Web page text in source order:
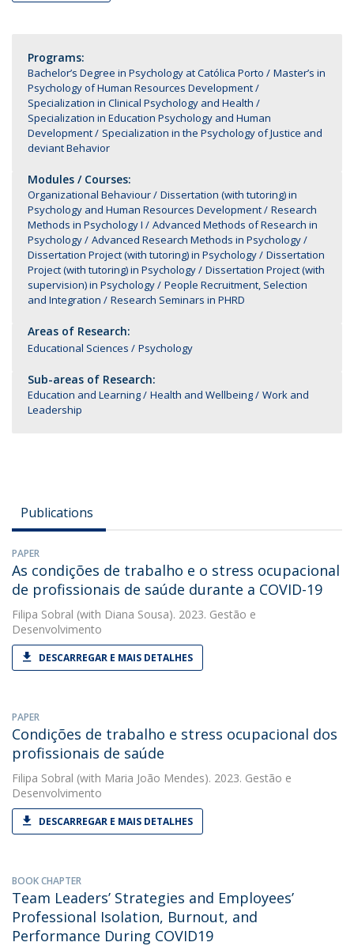
Programs:
Bachelor’s Degree in Psychology at Católica Porto
Master’s in
Psychology of Human Resources Development
Specialization in Clinical Psychology and Health
Specialization in Education Psychology and Human
Development
Specialization in the Psychology of Justice and
deviant Behavior
Modules / Courses:
Organizational Behaviour
Dissertation (with tutoring) in
Psychology and Human Resources Development
Research
Methods in Psychology I
Advanced Methods of Research in
Psychology
Advanced Research Methods in Psychology
Dissertation Project (with tutoring) in Psychology
Dissertation
Project (with tutoring) in Psychology
Dissertation Project (with
supervision) in Psychology
People Recruitment, Selection
and Integration
Research Seminars in PHRD
Areas of Research:
Educational Sciences Psychology
Sub-areas of Research:
Education and Learning Health and Wellbeing
Work and
Leadership
Publications
PAPER
As condições de trabalho e o stress ocupacional
de profissionais de saúde durante a COVID-19
Filipa Sobral (with Diana Sousa). 2023. Gestão e
Desenvolvimento
DESCARREGAR E MAIS DETALHES
PAPER
Condições de trabalho e stress ocupacional dos
profissionais de saúde
Filipa Sobral (with Maria João Mendes). 2023. Gestão e
Desenvolvimento
DESCARREGAR E MAIS DETALHES
BOOK CHAPTER
Team Leaders’ Strategies and Employees’
Professional Isolation, Burnout, and
Performance During COVID19